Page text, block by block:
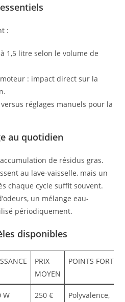
:
1,5 litre selon le volume de
: impact direct sur la
réglages manuels pour la
au quotidien
de résidus gras.
au lave-vaisselle, mais un
chaque cycle suffit souvent.
un mélange eau-
périodiquement.
disponibles
PRIX
MOYEN
POINTS FORTS
W 250 €
Polyvalence,